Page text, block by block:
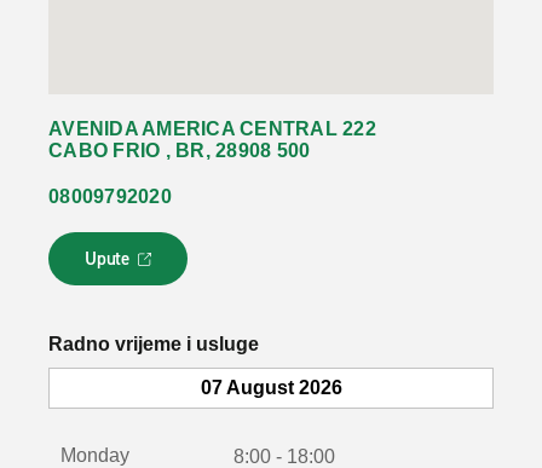
AVENIDA AMERICA CENTRAL 222
CABO FRIO , BR, 28908 500
08009792020
Upute
L
i
k
o
Radno vrijeme i usluge
07 August 2026
Monday 8:00 - 18:00